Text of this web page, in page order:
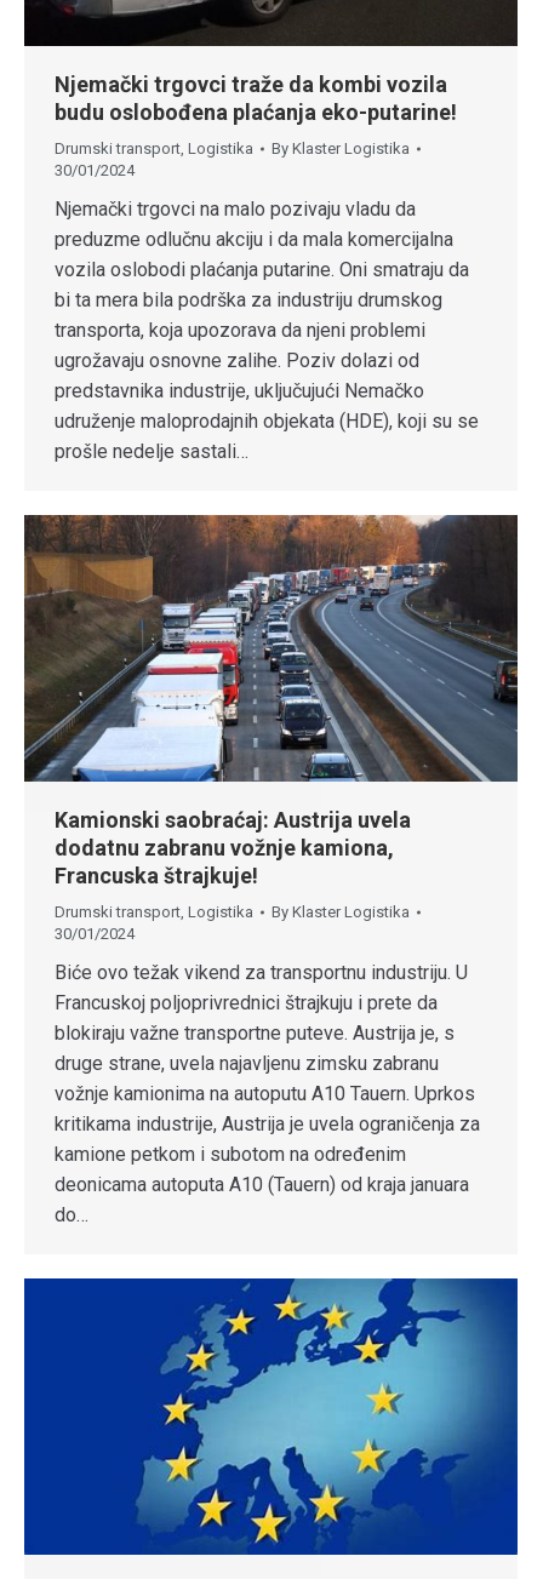
Njemački trgovci traže da kombi vozila
budu oslobođena plaćanja eko-putarine!
Drumski transport, Logistika By Klaster Logistika
30/01/2024
Njemački trgovci na malo pozivaju vladu da
preduzme odlučnu akciju i da mala komercijalna
vozila oslobodi plaćanja putarine. Oni smatraju da
bi ta mera bila podrška za industriju drumskog
transporta, koja upozorava da njeni problemi
ugrožavaju osnovne zalihe. Poziv dolazi od
predstavnika industrije, uključujući Nemačko
udruženje maloprodajnih objekata (HDE), koji su se
prošle nedelje sastali…
Kamionski saobraćaj: Austrija uvela
dodatnu zabranu vožnje kamiona,
Francuska štrajkuje!
Drumski transport, Logistika By Klaster Logistika
30/01/2024
Biće ovo težak vikend za transportnu industriju. U
Francuskoj poljoprivrednici štrajkuju i prete da
blokiraju važne transportne puteve. Austrija je, s
druge strane, uvela najavljenu zimsku zabranu
vožnje kamionima na autoputu A10 Tauern. Uprkos
kritikama industrije, Austrija je uvela ograničenja za
kamione petkom i subotom na određenim
deonicama autoputa A10 (Tauern) od kraja januara
do…